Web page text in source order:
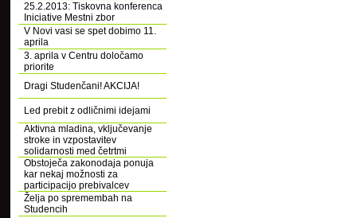
25.2.2013: Tiskovna konferenca
Iniciative Mestni zbor
V Novi vasi se spet dobimo 11.
aprila
3. aprila v Centru določamo
priorite
Dragi Studenčani! AKCIJA!
Led prebit z odličnimi idejami
Aktivna mladina, vključevanje
stroke in vzpostavitev
solidarnosti med četrtmi
Obstoječa zakonodaja ponuja
kar nekaj možnosti za
participacijo prebivalcev
Želja po spremembah na
Studencih